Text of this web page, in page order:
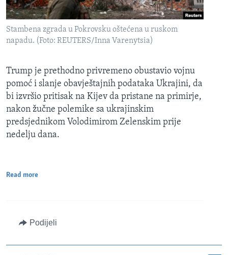
Stambena zgrada u Pokrovsku oštećena u ruskom
napadu. (Foto: REUTERS/Inna Varenytsia)
Trump je prethodno privremeno obustavio vojnu
pomoć i slanje obavještajnih podataka Ukrajini, da
bi izvršio pritisak na Kijev da pristane na primirje,
nakon žučne polemike sa ukrajinskim
predsjednikom Volodimirom Zelenskim prije
nedelju dana.
Read more
Podijeli